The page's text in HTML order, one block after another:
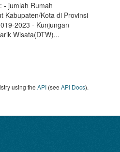
- jumlah Rumah
Kabupaten/Kota di Provinsi
2023 - Kunjungan
Wisata(DTW)...
using the API (see API Docs).